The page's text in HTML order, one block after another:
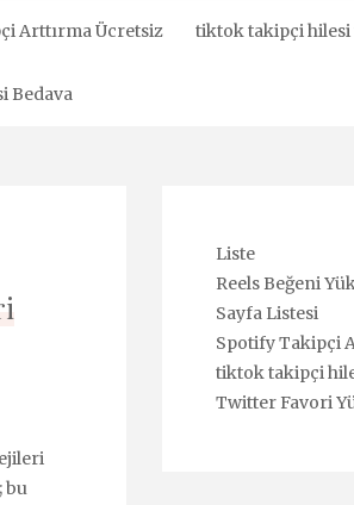
Arttırma Ücretsiz tiktok takipçi hilesi
Bedava
bu
Liste
Reels Beğeni
Sayfa Listesi
Spotify Takipçi
tiktok takipçi
Twitter Favori